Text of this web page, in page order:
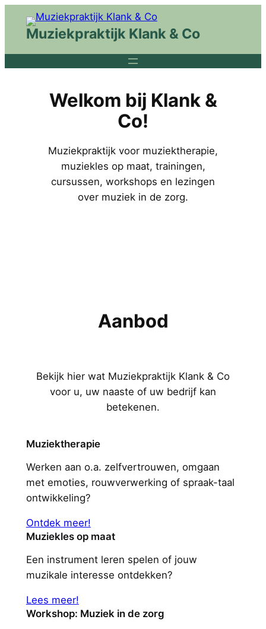
Muziekpraktijk Klank & Co
Welkom bij Klank &
Co!
Muziekpraktijk voor muziektherapie,
muziekles op maat, trainingen,
cursussen, workshops en lezingen
over muziek in de zorg.
Aanbod
Bekijk hier wat Muziekpraktijk Klank & Co
voor u, uw naaste of uw bedrijf kan
betekenen.
Muziektherapie
Werken aan o.a. zelfvertrouwen, omgaan
met emoties, rouwverwerking of spraak-taal
ontwikkeling?
Ontdek meer!
Muziekles op maat
Een instrument leren spelen of jouw
muzikale interesse ontdekken?
Lees meer!
Workshop: Muziek in de zorg